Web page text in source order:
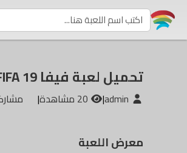
تحميل لعبة فيفا FIFA 19
|
|
معرض اللعبة